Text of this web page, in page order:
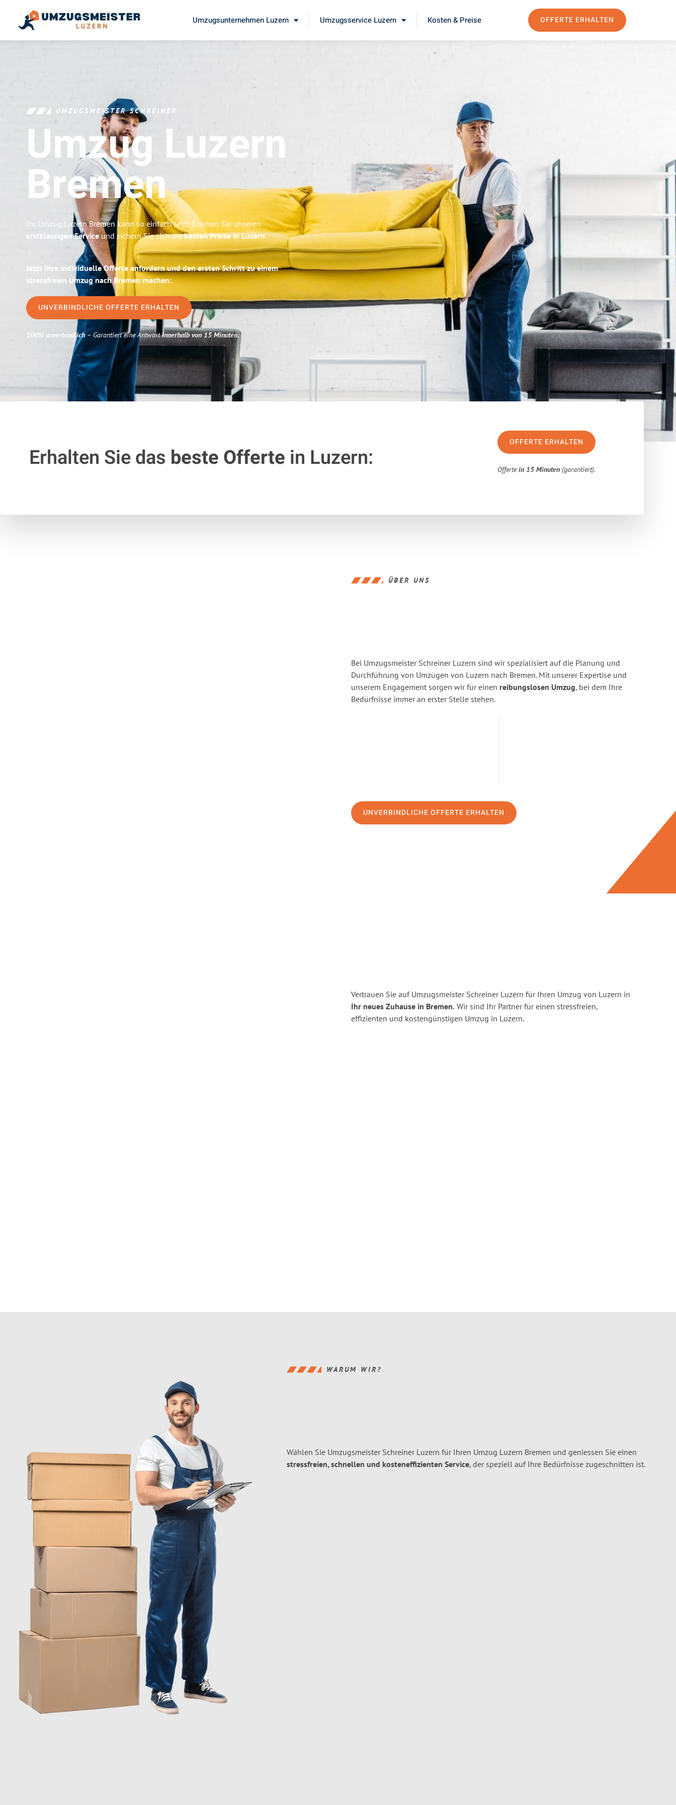
Umzugsunternehmen Luzern Umzugsservice Luzern Kosten & Preise OFFERTE ERHALTEN
UMZUGSMEISTER SCHREINER
Umzug Luzern
Bremen
Ihr Umzug Luzern Bremen kann so einfach sein! Erleben Sie unseren
erstklassigen Service und sichern Sie sich diebesten Preise in Luzern.
Jetzt Ihre individuelle Offerte anfordern und den ersten Schritt zu einem
stressfreien Umzug nach Bremen machen:
UNVERBINDLICHE OFFERTE ERHALTEN
100% unverbindlich– Garantiert eine Antwortinnerhalb von 15 Minuten.
Erhalten Sie das beste Offerte in Luzern:
OFFERTE ERHALTEN
Offertein 15 Minuten (garantiert).
ÜBER UNS
Bei Umzugsmeister Schreiner Luzern sind wir spezialisiert auf die Planung und
Durchführung von Umzügen von Luzern nach Bremen. Mit unserer Expertise und
unserem Engagement sorgen wir für einen reibungslosen Umzug, bei dem Ihre
Bedürfnisse immer an erster Stelle stehen.
UNVERBINDLICHE OFFERTE ERHALTEN
Vertrauen Sie auf Umzugsmeister Schreiner Luzern für Ihren Umzug von Luzern in
Ihr neues Zuhause in Bremen. Wir sind Ihr Partner für einen stressfreien,
effizienten und kostengünstigen Umzug in Luzern.
WARUM WIR?
Wählen Sie Umzugsmeister Schreiner Luzern für Ihren Umzug Luzern Bremen und geniessen Sie einen
stressfreien, schnellen und kosteneffizienten Service, der speziell auf Ihre Bedürfnisse zugeschnitten ist.